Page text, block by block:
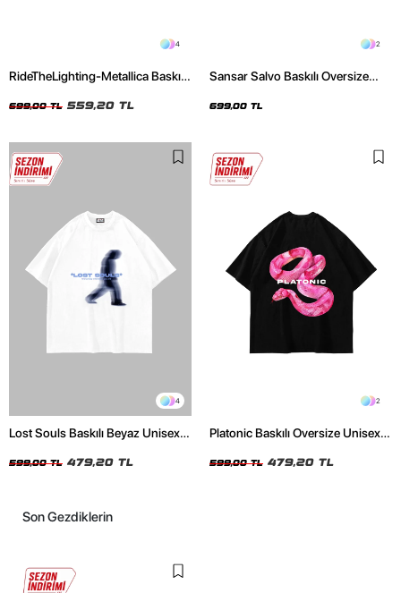
4
RideTheLighting-Metallica Baskılı
Tshirt
699,00 TL 559,20 TL
2
Sansar Salvo Baskılı Oversize
699,00 TL
4
Lost Souls Baskılı Beyaz Unisex
599,00 TL 479,20 TL
2
Platonic Baskılı Oversize Unisex
599,00 TL 479,20 TL
Son Gezdiklerin